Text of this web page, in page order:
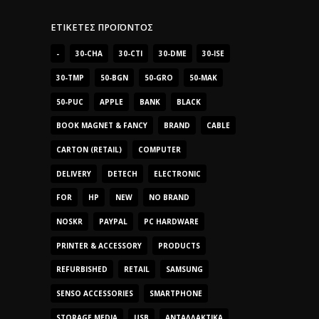
ΕΤΙΚΈΤΕΣ ΠΡΟΪΌΝΤΟΣ
- 30-CHA 30-CTI 30-DME 30-ISE
30-TMP 50-BGN 50-GRO 50-MAK
50-PUC APPLE BANK BLACK
BOOK MAGNET & FANCY BRAND CABLE
CARTON (RETAIL) COMPUTER
DELIVERY DETECH ELECTRONIC
FOR HP NEW NO BRAND
NOSKR PAYPAL PC HARDWARE
PRINTER & ACCESSORY PRODUCTS
REFURBISHED RETAIL SAMSUNG
SENSO ACCESSORIES SMARTPHONE